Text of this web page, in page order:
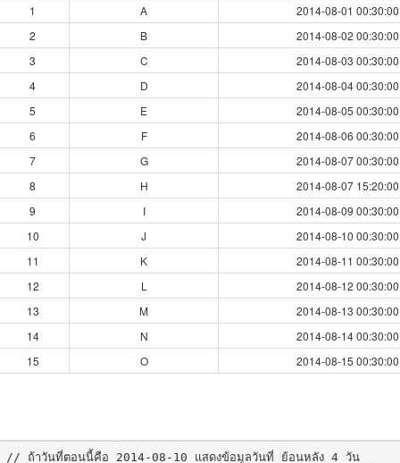
1
A
2014-08-01 00:30:00
2
B
2014-08-02 00:30:00
3
C
2014-08-03 00:30:00
4
D
2014-08-04 00:30:00
5
E
2014-08-05 00:30:00
6
F
2014-08-06 00:30:00
7
G
2014-08-07 00:30:00
8
H
2014-08-07 15:20:00
9
I
2014-08-09 00:30:00
10
J
2014-08-10 00:30:00
11
K
2014-08-11 00:30:00
12
L
2014-08-12 00:30:00
13
M
2014-08-13 00:30:00
14
N
2014-08-14 00:30:00
15
O 2014-08-15 00:30:00
// ถ้าวันที่ตอนนี้คือ 2014-08-10 แสดงข้อมูลวันที่ ย้อนหลัง 4 วัน